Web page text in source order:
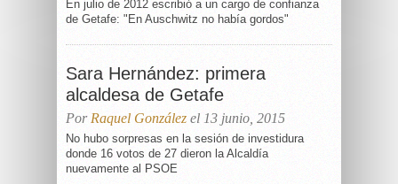
En julio de 2012 escribió a un cargo de confianza
de Getafe: "En Auschwitz no había gordos"
Sara Hernández: primera
alcaldesa de Getafe
Por Raquel González el 13 junio, 2015
No hubo sorpresas en la sesión de investidura
donde 16 votos de 27 dieron la Alcaldía
nuevamente al PSOE